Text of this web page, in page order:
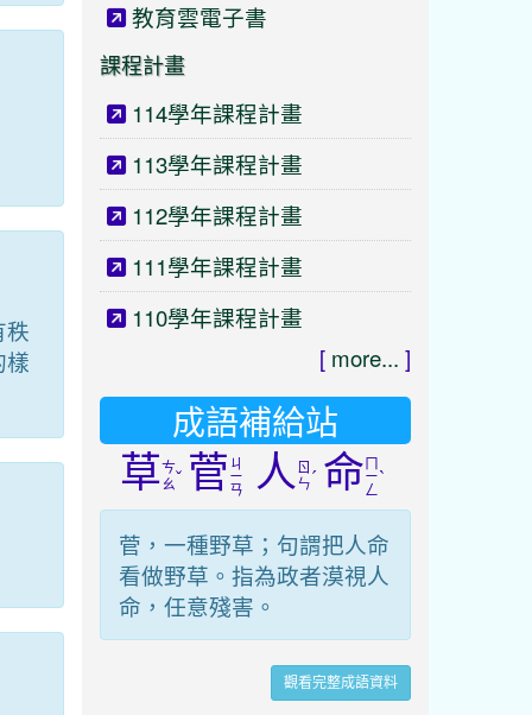
秩
樣
教育雲電子書
課程計畫
114學年課程計畫
113學年課程計畫
112學年課程計畫
111學年課程計畫
110學年課程計畫
[ more... ]
成語補給站
草ㄘ
ㄠˇ 菅 ㄐ
ㄧ
ㄢ 人ㄖ
ㄣˊ 命ㄧ
ㄥ
ˋ
菅，一種野草；句謂把人命
看做野草。指為政者漠視人
命，任意殘害。
觀看完整成語資料